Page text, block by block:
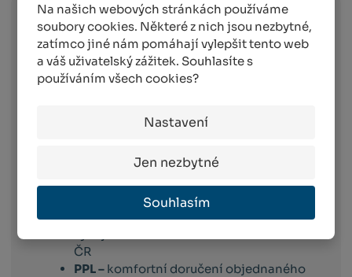
Na našich webových stránkách používáme
soubory cookies. Některé z nich jsou nezbytné,
zatímco jiné nám pomáhají vylepšit tento web
a váš uživatelský zážitek. Souhlasíte s
používáním všech cookies?
Nastavení
Jen nezbytné
Souhlasím
Zbožískladem expedujeme následující
pracovní den po dni, ve kterém objednávku
obdržíme. Doručování pak probíhá
následující pracovní den po dni expedici.
vyberete si box nebo
Balíkovna na adresu –doručuje v celé
ČR na vámi vybranou adresu
Zásilkovna –doručení zásilky na
ČR
PPL – komfortní doručení objednaného